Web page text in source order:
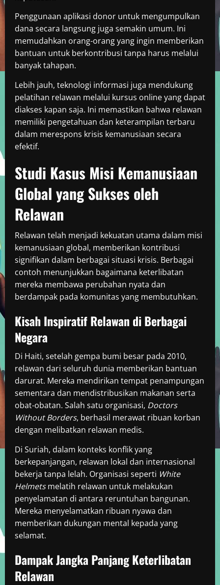
Penggunaan aplikasi donor untuk mengumpulkan
dana secara langsung juga semakin umum. Ini
memudahkan orang-orang yang ingin memberikan
bantuan untuk berkontribusi tanpa harus melalui
banyak tahapan.
Lebih jauh, teknologi informasi juga mendukung
pelatihan relawan melalui kursus online yang dapat
diakses kapan saja. Ini memastikan bahwa relawan
memiliki pengetahuan dan keterampilan terbaru
dalam merespons krisis kemanusiaan secara
efektif.
Studi Kasus Misi Kemanusiaan
Global yang Sukses oleh
Relawan
Relawan telah menjadi kekuatan utama dalam misi
kemanusiaan global, memberikan kontribusi
signifikan dalam berbagai situasi krisis. Berbagai
contoh menunjukkan bagaimana keterlibatan
mereka membawa perubahan nyata dan
berdampak pada komunitas yang membutuhkan.
Kisah Inspiratif Relawan di Berbagai
Negara
Di Haiti, setelah gempa bumi besar pada 2010,
relawan dari seluruh dunia memberikan bantuan
darurat. Mereka mendirikan tempat penampungan
sementara dan mendistribusikan makanan serta
obat-obatan. Salah satu organisasi, Doctors
Without Borders, berhasil merawat ribuan korban
dengan melibatkan relawan medis.
Di Suriah, dalam konteks konflik yang
berkepanjangan, relawan lokal dan internasional
bekerja tanpa lelah. Organisasi seperti White
Helmetsmelatih relawan untuk melakukan
penyelamatan di antara reruntuhan bangunan.
Mereka menyelamatkan ribuan nyawa dan
memberikan dukungan mental kepada yang
selamat.
Dampak Jangka Panjang Keterlibatan
Relawan